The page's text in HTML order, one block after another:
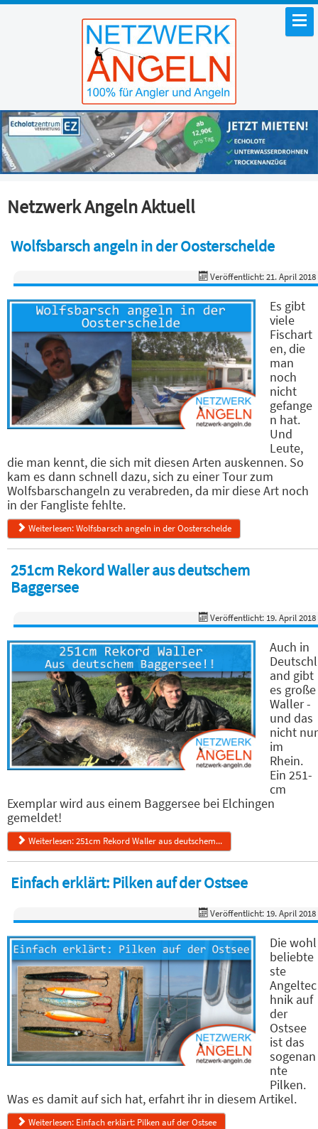
Netzwerk Angeln Aktuell
Wolfsbarsch angeln in der Oosterschelde
Veröffentlicht: 21. April 2018
Es gibt
viele
Fischart
en, die
man
noch
nicht
gefange
n hat.
Und
Leute,
die man kennt, die sich mit diesen Arten auskennen. So
kam es dann schnell dazu, sich zu einer Tour zum
Wolfsbarschangeln zu verabreden, da mir diese Art noch
in der Fangliste fehlte.
Weiterlesen: Wolfsbarsch angeln in der Oosterschelde
251cm Rekord Waller aus deutschem
Baggersee
Veröffentlicht: 19. April 2018
Auch in
Deutschl
and gibt
es große
Waller -
und das
nicht nur
im
Rhein.
Ein 251-
cm
Exemplar wird aus einem Baggersee bei Elchingen
gemeldet!
Weiterlesen: 251cm Rekord Waller aus deutschem...
Einfach erklärt: Pilken auf der Ostsee
Veröffentlicht: 19. April 2018
Die wohl
beliebte
ste
Angeltec
hnik auf
der
Ostsee
ist das
sogenan
nte
Pilken.
Was es damit auf sich hat, erfahrt ihr in diesem Artikel.
Weiterlesen: Einfach erklärt: Pilken auf der Ostsee